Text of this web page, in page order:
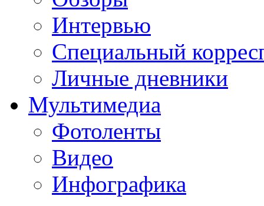
Интервью
Специальный
Личные дневники
Мультимедиа
Фотоленты
Видео
Инфографика